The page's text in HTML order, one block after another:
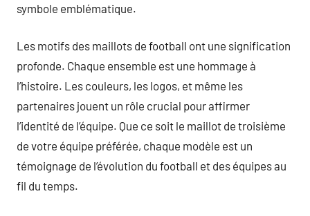
symbole emblématique.
Les motifs des maillots de football ont une signification
profonde. Chaque ensemble est une hommage à
l’histoire. Les couleurs, les logos, et même les
partenaires jouent un rôle crucial pour affirmer
l’identité de l’équipe. Que ce soit le maillot de troisième
de votre équipe préférée, chaque modèle est un
témoignage de l’évolution du football et des équipes au
fil du temps.